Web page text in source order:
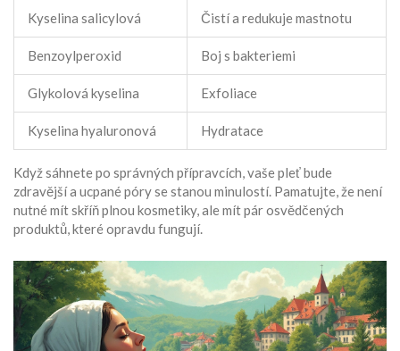
Kyselina salicylová Čistí a redukuje mastnotu
Benzoylperoxid Boj s bakteriemi
Glykolová kyselina Exfoliace
Kyselina hyaluronová Hydratace
Když sáhnete po správných přípravcích, vaše pleť bude
zdravější a ucpané póry se stanou minulostí. Pamatujte, že není
nutné mít skříň plnou kosmetiky, ale mít pár osvědčených
produktů, které opravdu fungují.